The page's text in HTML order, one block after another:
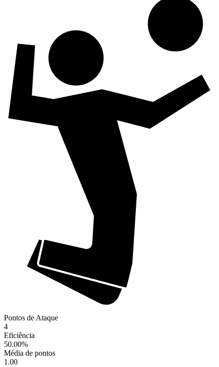
Pontos de Ataque
4
Eficiência
50.00%
Média de pontos
1.00